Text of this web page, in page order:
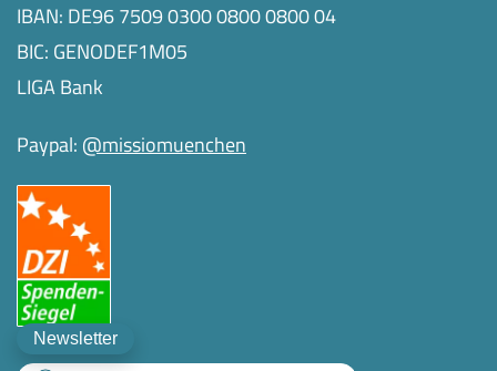
IBAN: DE96 7509 0300 0800 0800 04
BIC: GENODEF1M05
LIGA Bank
Paypal: @missiomuenchen
Newsletter